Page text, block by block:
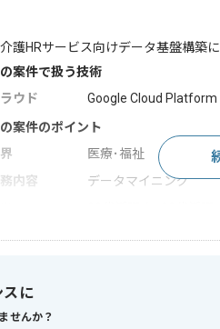
介護HRサービス向けデータ基盤構築
案件で扱う技術
ウド
Google Cloud Platform
案件のポイント
医療･福祉
内容
データマイニング
下記を用いたデータ処理経験(3年以上)
スに
せんか？